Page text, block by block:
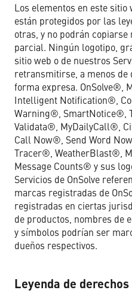
Los elementos en este sitio
están protegidos por las
otras, y no podrán
parcial. Ningún logotipo,
sitio web o de nuestros
retransmitirse, a menos de
forma expresa. OnSolve®,
Intelligent Notification®,
Warning®, SmartNotice®,
Validata®, MyDailyCall®,
Call Now®, Send Word
Tracer®, WeatherBlast®,
Message Counts® y sus
Servicios de OnSolve
marcas registradas de
registradas en ciertas
de productos, nombres de
y símbolos podrían ser
dueños respectivos.
Leyenda de